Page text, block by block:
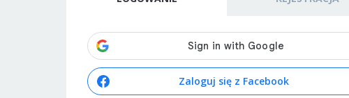
Zaloguj się z Facebook